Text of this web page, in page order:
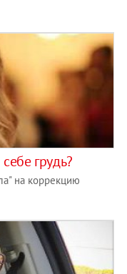
грудь?
на коррекцию